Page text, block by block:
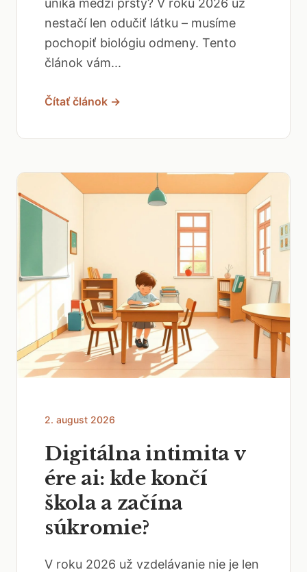
uniká medzi prsty? V roku 2026 už
nestačí len odučiť látku – musíme
pochopiť biológiu odmeny. Tento
článok vám...
Čítať článok →
2. august 2026
Digitálna intimita v
ére ai: kde končí
škola a začína
súkromie?
V roku 2026 už vzdelávanie nie je len